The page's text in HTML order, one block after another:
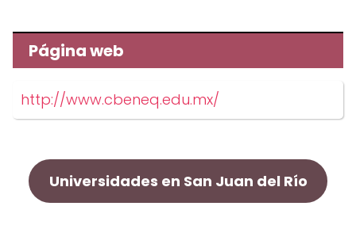
Página web
http://www.cbeneq.edu.mx/
Universidades en San Juan del Río